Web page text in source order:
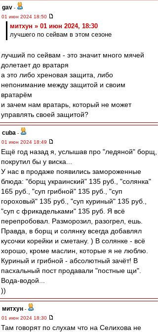
gav -
01 июн 2024 18:50
митхун » 01 июн 2024, 18:30
лучшего по сейвам в этом сезоне
лучший по сейвам - это значит много мячей
долетает до вратаря
а это либо хреновая защита, либо
непонимание между защитой и своим
вратарём
и зачем нам вратарь, который не может
управлять своей защитой?
cuba -
01 июн 2024 18:49
Ещё год назад я, услышав про "ледяной" борщ,
покрутил бы у виска...
У нас в продаже появились замороженные
блюда: "борщ украинский" 135 руб., "солянка"
165 руб., "суп грибной" 135 руб., "суп
гороховый" 135 руб., "суп куриный" 135 руб.,
"суп с фрикадельками" 135 руб. Я всё
перепробовал. Разморозил, разогрел, ешь.
Правда, в борщ и солянку всегда добавлял
кусочки корейки и сметану. ) В солянке - всё
хорошо, кроме маслин, которые я не люблю.
Куриный и грибной - абсолютный зачёт! В
пасхальный пост продавали "постные щи".
Вода-водой...
))
митхун -
01 июн 2024 18:30
Там говорят по слухам что на Селихова не